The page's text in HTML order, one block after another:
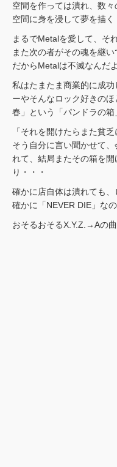
空間を作っては潰れ、数
空間に身を浸して夢を描く
まるでMetalを愛して、そ
また次の者がその魂を継い
だからMetalは不滅なんだ
私はたまたま商業的に成
ーやそんなロック好きの
春」という「パンドラの箱
「それを開けたらまた貧乏
そう自分に言い聞かせて
れて、結局またその箱を
り・・・
確かに店自体は潰れても、
確かに「NEVER DIE」なの
おそるおそるX.Y.Z.→Aの